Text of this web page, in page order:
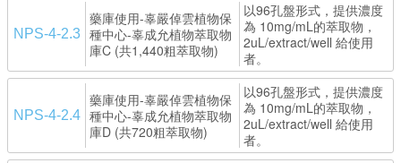
NPS-4-2.3
藥庫使用-辜嚴倬雲植物保
種中心-辜成允植物萃取物
庫C (共1,440粗萃取物)
以96孔盤形式，提供濃度
為 10mg/mL的萃取物，
2uL/extract/well 給使用
者。
NPS-4-2.4
藥庫使用-辜嚴倬雲植物保
種中心-辜成允植物萃取物
庫D (共720粗萃取物)
以96孔盤形式，提供濃度
為 10mg/mL的萃取物，
2uL/extract/well 給使用
者。